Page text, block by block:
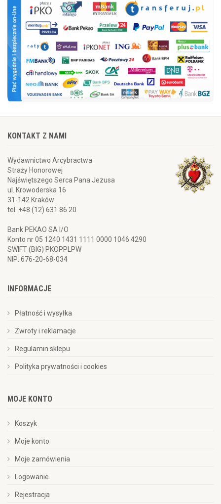
KONTAKT Z NAMI
Wydawnictwo Arcybractwa
Straży Honorowej
Najświętszego Serca Pana Jezusa
ul. Krowoderska 16
31-142 Kraków
tel. +48 (12) 631 86 20
Bank PEKAO SA I/O
Konto nr 05 1240 1431 1111 0000 1046 4290
SWIFT (BIG) PKOPPLPW
NIP: 676-20-68-034
INFORMACJE
Płatność i wysyłka
Zwroty i reklamacje
Regulamin sklepu
Polityka prywatności i cookies
MOJE KONTO
Koszyk
Moje konto
Moje zamówienia
Logowanie
Rejestracja